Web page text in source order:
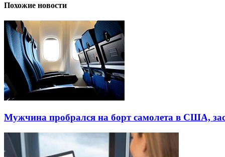
Похожие новости
Мужчина пробрался на борт самолета в США,